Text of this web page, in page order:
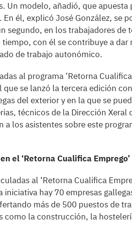
Un modelo, añadió, que
él, explicó José González, se
segundo, en los trabajadores de
con él se contribuye a dar
de trabajo autonómico.
al programa ‘Retorna Cualifica
se lanzó la tercera edición
del exterior y en la que se
técnicos de la Dirección Xeral
los asistentes sobre este
el ‘Retorna Cualifica Emprego’
al ‘Retorna Cualifica
hay 70 empresas
más de 500 puestos de
como la construcción, la